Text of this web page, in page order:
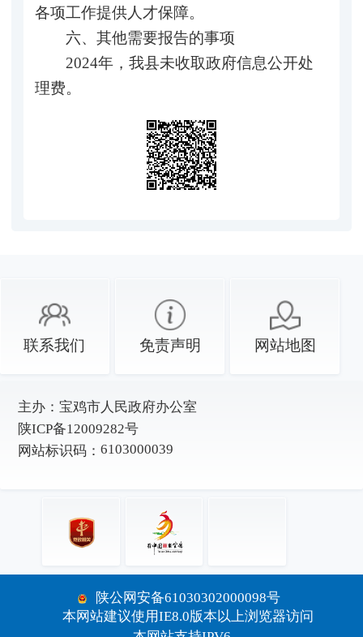
各项工作提供人才保障。
六、其他需要报告的事项
2024年，我县未收取政府信息公开处
理费。
联系我们 免责声明 网站地图
主办： 宝鸡市人民政府办公室
陕ICP备12009282号
网站标识码： 6103000039
陕公网安备61030302000098号
本网站建议使用IE8.0版本以上浏览器访问